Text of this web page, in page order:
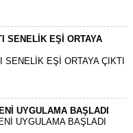
SENELİK EŞİ ORTAYA
SENELİK EŞİ ORTAYA ÇIKTI
UYGULAMA BAŞLADI
UYGULAMA BAŞLADI